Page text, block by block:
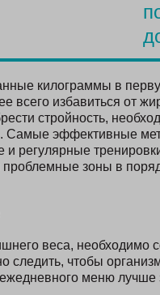
килограммы в
всего избавиться от
стройность,
Самые эффективные
и регулярные
проблемные зоны в
веса, необходимо
следить, чтобы
меню лучше